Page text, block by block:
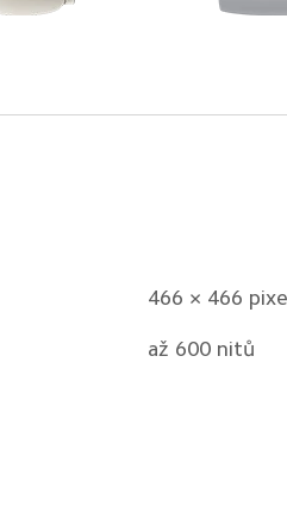
466 × 466
až 600 nitů